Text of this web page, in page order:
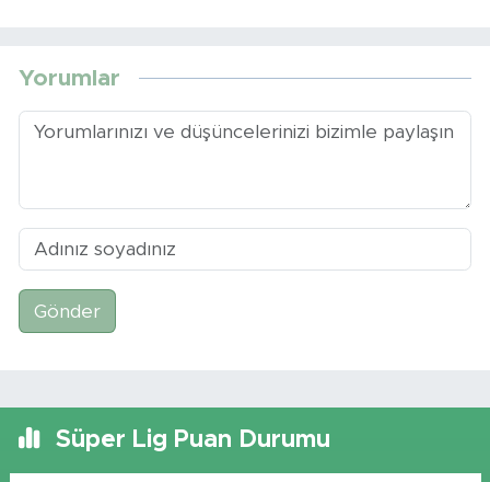
Yorumlar
Gönder
Süper Lig Puan Durumu